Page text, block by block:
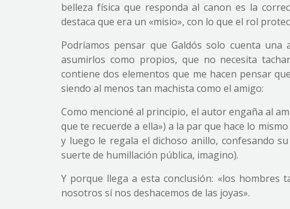
belleza física que responda al canon es la
destaca que era un «misio», con lo que el rol
Podríamos pensar que Galdós solo cuenta
asumirlos como propios, que no necesita
contiene dos elementos que me hacen pensar
siendo al menos tan machista como el amigo:
Como mencioné al principio, el autor engaña al
que te recuerde a ella») a la par que hace lo
y luego le regala el dichoso anillo, confesando
suerte de humillación pública, imagino).
Y porque llega a esta conclusión: «los hombres
nosotros sí nos deshacemos de las joyas».